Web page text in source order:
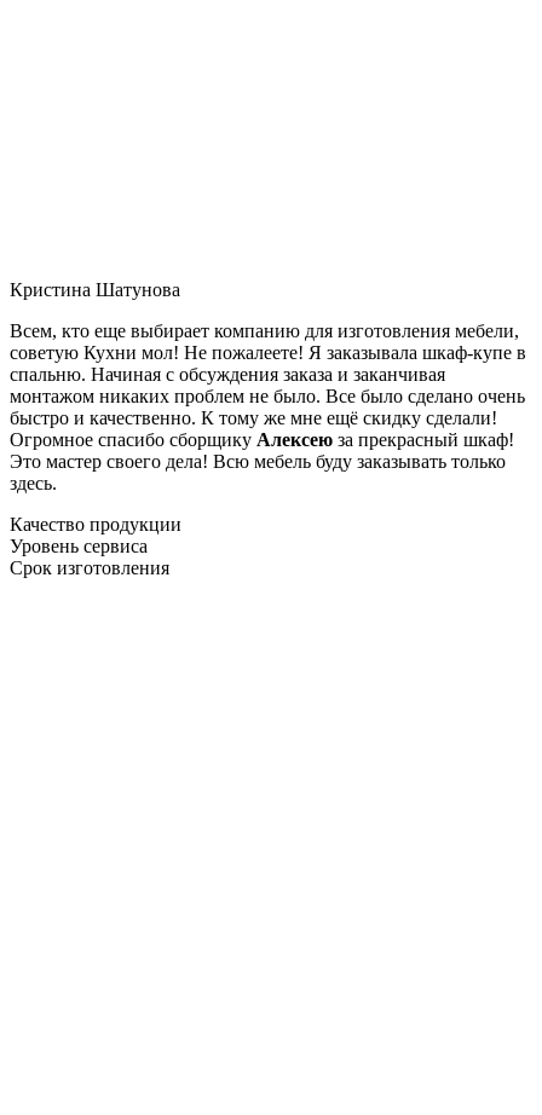
Кристина Шатунова
Всем, кто еще выбирает компанию для изготовления мебели,
советую Кухни мол! Не пожалеете! Я заказывала шкаф-купе в
спальню. Начиная с обсуждения заказа и заканчивая
монтажом никаких проблем не было. Все было сделано очень
быстро и качественно. К тому же мне ещё скидку сделали!
Огромное спасибо сборщику Алексею за прекрасный шкаф!
Это мастер своего дела! Всю мебель буду заказывать только
здесь.
Качество продукции
Уровень сервиса
Срок изготовления